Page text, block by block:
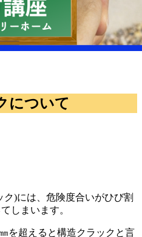
について
)には、危険度合いがひび割
しまいます。
を超えると構造クラックと言